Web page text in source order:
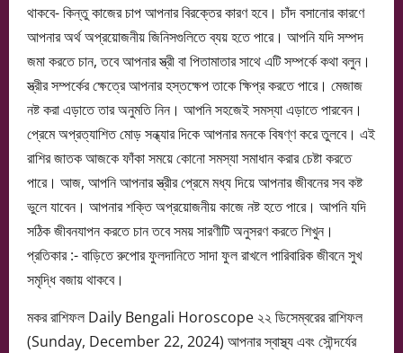
থাকবে- কিন্তু কাজের চাপ আপনার বিরক্তের কারণ হবে। চাঁদ বসানোর কারণে
আপনার অর্থ অপ্রয়োজনীয় জিনিসগুলিতে ব্যয় হতে পারে। আপনি যদি সম্পদ
জমা করতে চান, তবে আপনার স্ত্রী বা পিতামাতার সাথে এটি সম্পর্কে কথা বলুন।
স্ত্রীর সম্পর্কের ক্ষেত্রে আপনার হস্তক্ষেপ তাকে ক্ষিপ্র করতে পারে। মেজাজ
নষ্ট করা এড়াতে তার অনুমতি নিন। আপনি সহজেই সমস্যা এড়াতে পারবেন।
প্রেমে অপ্রত্যাশিত মোড় সন্ধ্যার দিকে আপনার মনকে বিষণ্ণ করে তুলবে। এই
রাশির জাতক আজকে ফাঁকা সময়ে কোনো সমস্যা সমাধান করার চেষ্টা করতে
পারে। আজ, আপনি আপনার স্ত্রীর প্রেমে মধ্য দিয়ে আপনার জীবনের সব কষ্ট
ভুলে যাবেন। আপনার শক্তি অপ্রয়োজনীয় কাজে নষ্ট হতে পারে। আপনি যদি
সঠিক জীবনযাপন করতে চান তবে সময় সারণীটি অনুসরণ করতে শিখুন।
প্রতিকার :- বাড়িতে রুপোর ফুলদানিতে সাদা ফুল রাখলে পারিবারিক জীবনে সুখ
সমৃদ্ধি বজায় থাকবে।
মকর রাশিফল Daily Bengali Horoscope ২২ ডিসেম্বরের রাশিফল
(Sunday, December 22, 2024) আপনার স্বাস্থ্য এবং সৌন্দর্যের